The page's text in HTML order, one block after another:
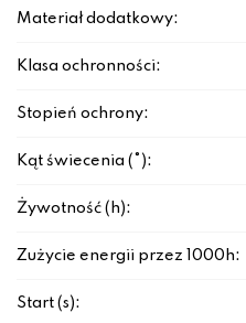
Materiał dodatkowy:
Klasa ochronności:
Stopień ochrony:
Kąt świecenia (°):
Żywotność (h):
Zużycie energii przez 1000h:
Start (s):